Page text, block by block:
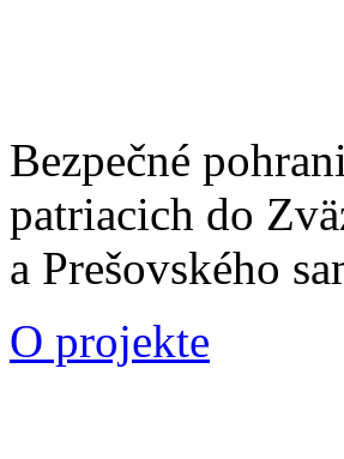
Bezpečné
patriacich do
a Prešovského
O projekte